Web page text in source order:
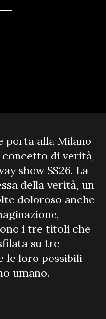
porta alla Milano
concetto di verità,
show SS26. La
della verità, un
doloroso anche
i tre titoli che
su tre
le loro possibili
umano.